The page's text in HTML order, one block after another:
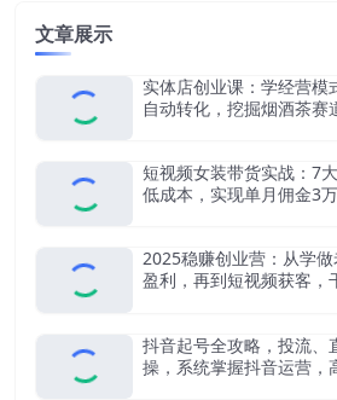
文章展示
实体店创业课：学经营模
自动转化，挖掘烟酒茶赛
短视频女装带货实战：7
低成本，实现单月佣金3
2025稳赚创业营：从学
盈利，再到短视频获客，
抖音起号全攻略，投流、
操，系统掌握抖音运营，